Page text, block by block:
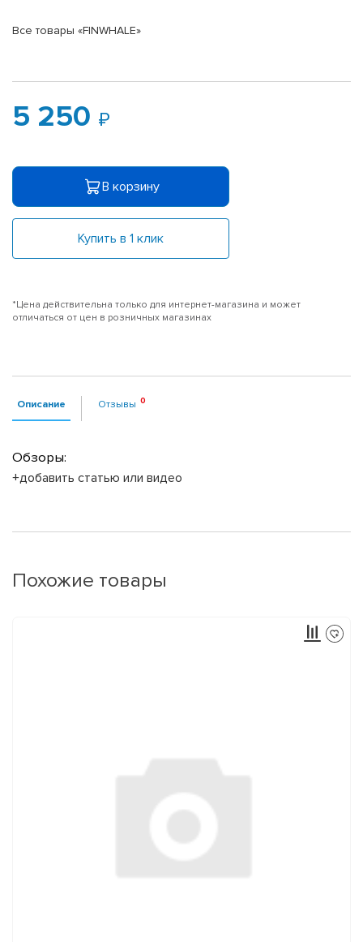
Все товары «FINWHALE»
5 250
В корзину
Купить в 1 клик
*Цена действительна только для интернет-магазина и может
отличаться от цен в розничных магазинах
Описание Отзывы
Обзоры:
+добавить статью или видео
Похожие товары